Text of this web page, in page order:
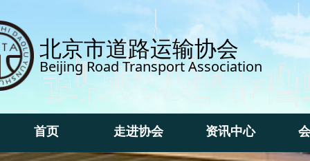
北京市道路运输协会
Beijing Road Transport Association
首页 走进协会 资讯中心